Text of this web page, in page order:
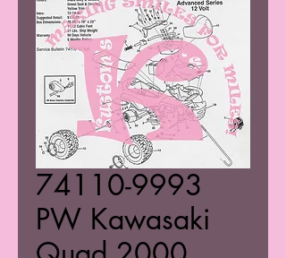
74110-9993
PW Kawasaki